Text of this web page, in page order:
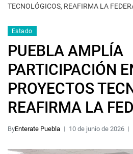
TECNOLÓGICOS, REAFIRMA LA
Estado
PUEBLA AMPLÍA
PARTICIPACIÓN
PROYECTOS
REAFIRMA LA
ByEnterate Puebla 10 de junio de 2026